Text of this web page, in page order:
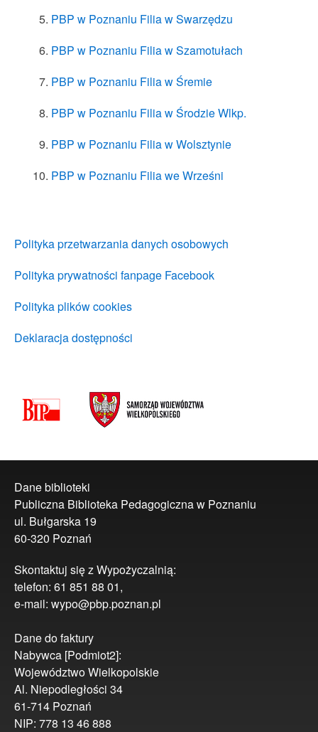
PBP w Poznaniu Filia w Swarzędzu
PBP w Poznaniu Filia w Szamotułach
PBP w Poznaniu Filia w Śremie
PBP w Poznaniu Filia w Środzie Wlkp.
PBP w Poznaniu Filia w Wolsztynie
PBP w Poznaniu Filia we Wrześni
Polityka przetwarzania danych osobowych
Polityka prywatności fanpage Facebook
Polityka plików cookies
Deklaracja dostępności
Dane biblioteki
Publiczna Biblioteka Pedagogiczna w Poznaniu
ul. Bułgarska 19
60-320 Poznań
Skontaktuj się z Wypożyczalnią:
telefon: 61 851 88 01,
e-mail: wypo@pbp.poznan.pl
Dane do faktury
Nabywca [Podmiot2]:
Województwo Wielkopolskie
Al. Niepodległości 34
61-714 Poznań
NIP: 778 13 46 888